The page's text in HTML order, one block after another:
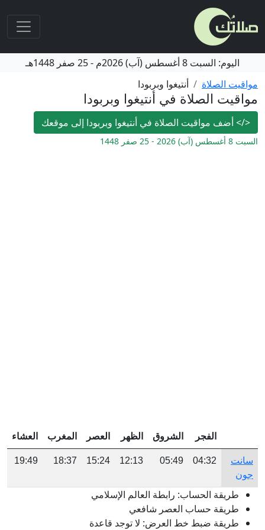
اليوم: السبت 8 أغسطس (آب) 2026م -25 صفر 1448هـ
مواقيت الصلاة
أنتيغوا وبربودا
مواقيت الصلاة في أنتيغوا وبربودا
</>أضف مواقيت الصلاة في أنتيغوا وبربودا إلى موقعك
السبت 8 أغسطس (آب) 2026 - 25 صفر 1448
الفجر الشروق الظهر العصر المغرب العشاء
سانت
جون
04:32
05:49
12:13
15:24
18:37
19:49
طريقة الحساب: رابطة العالم الإسلامي
طريقة حساب العصر شافعي
طريقة ضبط خط العرض: لا توجد قاعدة